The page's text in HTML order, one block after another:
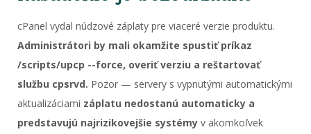
cPanel vydal núdzové záplaty pre viaceré verzie produktu.
Administrátori by mali okamžite spustiť príkaz
/scripts/upcp --force, overiť verziu a reštartovať
službu cpsrvd. Pozor — servery s vypnutými automatickými
aktualizáciami záplatu nedostanú automaticky a
predstavujú najrizikovejšie systémy v akomkoľvek